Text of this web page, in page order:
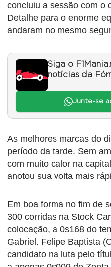
concluiu a sessão com o
Detalhe para o enorme
andaram no mesmo
Siga o
notícias da
Junte-se
As melhores marcas do
período da tarde. Sem
com muito calor na
anotou sua volta mais
Em boa forma no fim de
300 corridas na Stock
colocação, a 0s168 do
Gabriel. Felipe Baptista
candidato na luta pelo